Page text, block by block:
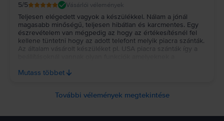
5/5 Vásárlói vélemények
Teljesen elégedett vagyok a készülékkel. Nálam a jónál
magasabb minőségű, teljesen hibátlan és karcmentes. Egy
észrevételem van mégpedig az hogy az értékesítésnél fel
kellene tüntetni hogy az adott telefont melyik piacra szánták.
Az általam vásárolt készüléket pl. USA piacra szánták így a
nem zavar de lehet olyan vevő akinek ez is fontos.
Mutass többet
További vélemények megtekintése